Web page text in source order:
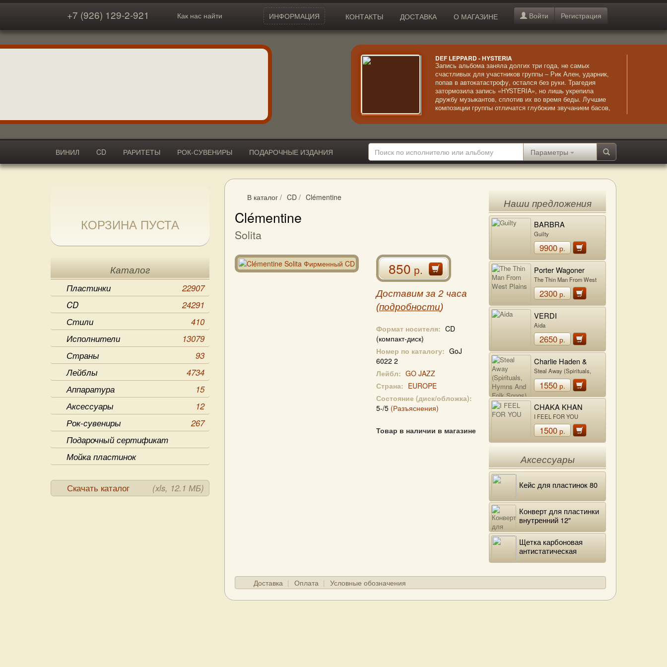
+7 (926) 129-2-921 Как нас найти ИНФОРМАЦИЯ КОНТАКТЫ ДОСТАВКА О МАГАЗИНЕ Войти Регистрация
DEF LEPPARD - HYSTERIA
Запись альбома заняла долгих три года, не самых
счастливых для участников группы – Рик Ален, ударник,
попав в автокатастрофу, остался без руки. Трагедия
затормозила запись «HYSTERIA», но лишь укрепила
дружбу музыкантов, сплотив их во время беды. Лучшие
композиции группы отличатся глубоким звучанием басов,
стилю поп, чем предыдущие записи.
ВИНИЛ CD РАРИТЕТЫ РОК-СУВЕНИРЫ
ПОДАРОЧНЫЕ ИЗДАНИЯ
АКСЕССУАРЫ
Параметры
КОРЗИНА ПУСТА
Каталог
Пластинки
22907
CD
24291
Стили
410
Исполнители
13079
Страны
93
Лейблы
4734
Аппаратура
15
Аксессуары
12
Рок-сувениры
267
Подарочный сертификат
Мойка пластинок
Скачать каталог (xls, 12.1 МБ)
В каталог / CD / Clémentine
Clémentine
Solita
850р.
Доставим за 2 часа
(подробности)
Формат носителя: CD
(компакт-диск)
Номер по каталогу: GoJ
6022 2
Лейбл: GO JAZZ
Страна: EUROPE
Состояние (диск/обложка):
5-/5 (Разъяснения)
Товар в наличии в магазине
Наши предложения
BARBRA
STREISAND
Guilty
9900р.
Porter Wagoner
The Thin Man From West
Plains
2300р.
VERDI
Aida
2650р.
Charlie Haden &
Hank Jones
Steal Away (Spirituals,
Hymns And Folk Songs)
1550р.
CHAKA KHAN
I FEEL FOR YOU
1500р.
Аксессуары
Кейс для пластинок 80
Конверт для пластинки
внутренний 12"
Щетка карбоновая
антистатическая
Доставка Оплата Условные обозначения